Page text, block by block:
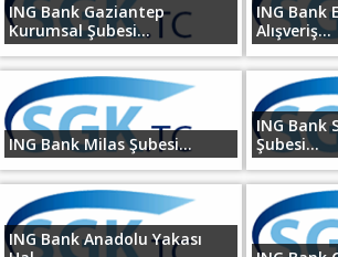
ING Bank Gaziantep
Kurumsal Şubesi...
ING Bank
Alışveriş...
ING Bank Milas Şubesi...
ING Bank
Şubesi...
ING Bank Anadolu Yakası